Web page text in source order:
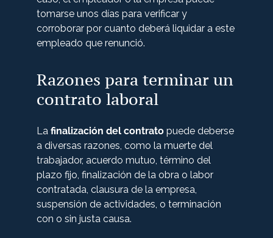
tomarse unos días para verificar y
corroborar por cuanto deberá liquidar a este
empleado que renunció.
Razones para terminar un
contrato laboral
La finalización del contrato puede deberse
a diversas razones, como la muerte del
trabajador, acuerdo mutuo, término del
plazo fijo, finalización de la obra o labor
contratada, clausura de la empresa,
suspensión de actividades, o terminación
con o sin justa causa.